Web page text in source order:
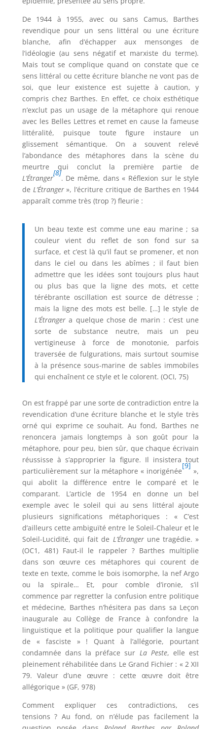
De 1944 à 1955, avec ou sans Camus, Barthes
revendique pour un sens littéral ou une écriture
blanche, afin d’échapper aux mensonges de
l’idéologie (au sens négatif et marxiste du terme).
Mais tout se complique quand on constate que ce
sens littéral ou cette écriture blanche ne vont pas de
soi, que leur existence est sujette à caution, y
compris chez Barthes. En effet, ce choix esthétique
n’exclut pas un usage de la métaphore qui renoue
avec les Belles Lettres et remet en cause la fameuse
littéralité, puisque toute figure instaure un
glissement sémantique. On a souvent relevé
l’abondance des métaphores dans la scène du
meurtre qui conclut la première partie de
L’Étranger
[8]
. De même, dans « Réflexion sur le style
de L’Étranger», l’écriture critique de Barthes en 1944
apparaît comme très (trop ?) fleurie :
Un beau texte est comme une eau marine ; sa
couleur vient du reflet de son fond sur sa
surface, et c’est là qu’il faut se promener, et non
dans le ciel ou dans les abîmes ; il faut bien
admettre que les idées sont toujours plus haut
ou plus bas que la ligne des mots, et cette
térébrante oscillation est source de détresse ;
mais la ligne des mots est belle. […] le style de
L’Étrangera quelque chose de marin : c’est une
sorte de substance neutre, mais un peu
vertigineuse à force de monotonie, parfois
traversée de fulgurations, mais surtout soumise
à la présence sous-marine de sables immobiles
qui enchaînent ce style et le colorent. (OCI, 75)
On est frappé par une sorte de contradiction entre la
revendication d’une écriture blanche et le style très
orné qui exprime ce souhait. Au fond, Barthes ne
renoncera jamais longtemps à son goût pour la
métaphore, pour peu, bien sûr, que chaque écrivain
réussisse à s’approprier la figure. Il insistera tout
particulièrement sur la métaphore « inorigénée
[9]
»,
qui abolit la différence entre le comparé et le
comparant. L’article de 1954 en donne un bel
exemple avec le soleil qui au sens littéral ajoute
plusieurs significations métaphoriques : « C’est
d’ailleurs cette ambiguïté entre le Soleil-Chaleur et le
Soleil-Lucidité, qui fait de L’Étrangerune tragédie. »
(OC1, 481) Faut-il le rappeler ? Barthes multiplie
dans son œuvre ces métaphores qui courent de
texte en texte, comme le bois isomorphe, la nef Argo
ou la spirale… Et, pour comble d’ironie, s’il
commence par regretter la confusion entre politique
et médecine, Barthes n’hésitera pas dans sa Leçon
inaugurale au Collège de France à confondre la
linguistique et la politique pour qualifier la langue
de « fasciste » ! Quant à l’allégorie, pourtant
condamnée dans la préface sur La Peste, elle est
pleinement réhabilitée dans Le Grand Fichier : « 2 XII
79. Valeur d’une œuvre : cette œuvre doit être
allégorique » (GF, 978)
Comment expliquer ces contradictions, ces
tensions ? Au fond, on n’élude pas facilement la